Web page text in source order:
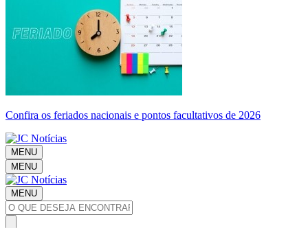
Confira os feriados nacionais e pontos facultativos de 2026
MENU
MENU
MENU